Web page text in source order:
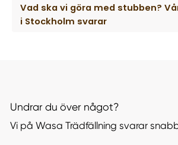
Vad ska vi göra med stubben?
i Stockholm svarar
Undrar du över något?
Vi på Wasa Trädfällning svarar